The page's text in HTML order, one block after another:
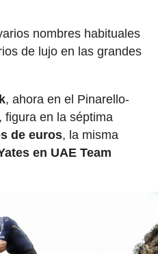
nombres habituales
de lujo en las grandes
, ahora en el Pinarello-
figura en la séptima
de euros, la misma
en UAE Team